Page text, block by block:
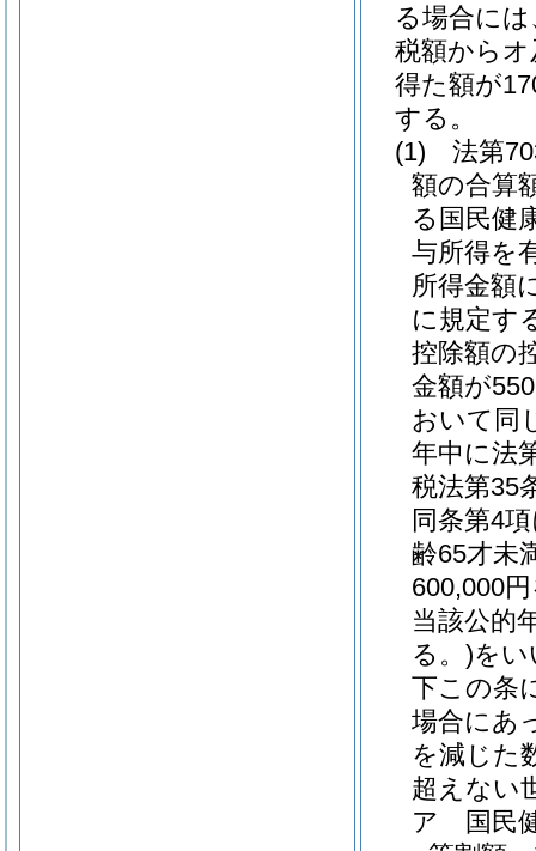
る場合に
税額から
得た額が
する。
(1)
法第
額の合算
る国民健
与所得を
所得金額
に規定す
控除額の
金額が
おいて同
年中に法
税法第35
同条第4
齢65才未
600,000
当該公的
る。)をい
下この条
場合にあ
を減じた
超えない
ア
国民